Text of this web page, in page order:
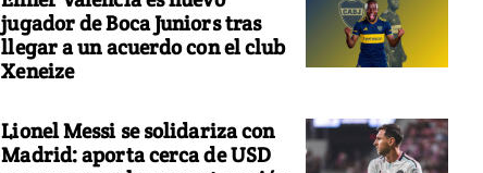
jugador de Boca Juniors tras
llegar a un acuerdo con el club
Xeneize
Lionel Messi se solidariza con
Madrid: aporta cerca de USD